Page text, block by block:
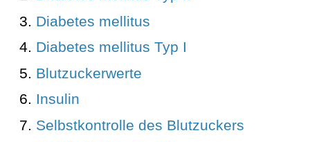
Diabetes mellitus
Diabetes mellitus Typ I
Blutzuckerwerte
Insulin
Selbstkontrolle des Blutzuckers